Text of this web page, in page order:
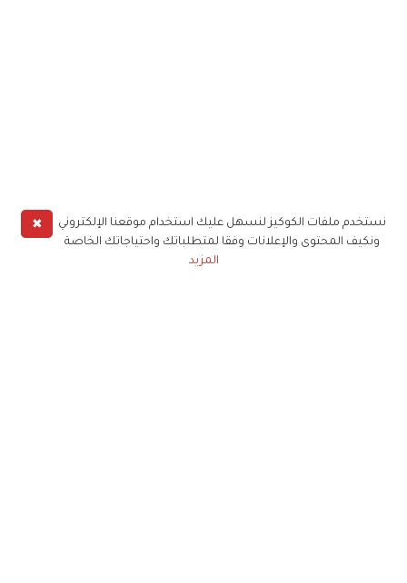
✖
نستخدم ملفات الكوكيز لنسهل عليك استخدام موقعنا الإلكتروني
ونكيف المحتوى والإعلانات وفقا لمتطلباتك واحتياجاتك الخاصة
المزيد